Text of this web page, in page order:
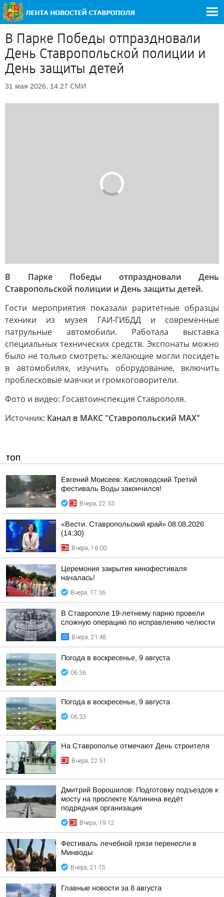
В Парке Победы отпраздновали
День Ставропольской полиции и
День защиты детей
31 мая 2026, 14:27 СМИ
В Парке Победы отпраздновали День
Ставропольской полиции и День защиты детей.
Гости мероприятия показали раритетные образцы
техники из музея ГАИ-ГИБДД и современные
патрульные автомобили. Работала выставка
специальных технических средств. Экспонаты можно
было не только смотреть: желающие могли посидеть
в автомобилях, изучить оборудование, включить
проблесковые маячки и громкоговорители.
Фото и видео: Госавтоинспекция Ставрополя.
Источник: Канал в МАКС "Ставропольский MAX"
ТОП
Евгений Моисеев: Кисловодский Третий
фестиваль Воды закончился!
Вчера, 22:33
«Вести. Ставропольский край» 08.08.2026
(14:30)
Вчера, 16:00
Церемония закрытия кинофестиваля
началась!
Вчера, 17:36
В Ставрополе 19-летнему парню провели
сложную операцию по исправлению челюсти
Вчера, 21:48
Погода в воскресенье, 9 августа
06:36
Погода в воскресенье, 9 августа
06:33
На Ставрополье отмечают День строителя
Вчера, 22:51
Дмитрий Ворошилов: Подготовку подъездов к
мосту на проспекте Калинина ведёт
подрядная организация
Вчера, 19:12
Фестиваль лечебной грязи перенесли в
Минводы
Вчера, 21:15
Главные новости за 8 августа